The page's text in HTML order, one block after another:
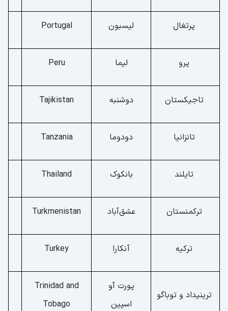
پرتغال لیسبون Portugal
پرو لیما Peru
تاجیکستان دوشنبه Tajikistan
تانزانیا دودوما Tanzania
تایلند بانکوک Thailand
ترکمنستان عشق‌آباد Turkmenistan
ترکیه آنکارا Turkey
ترینیداد و توباگو
پورت آو
اسپین
Trinidad and
Tobago